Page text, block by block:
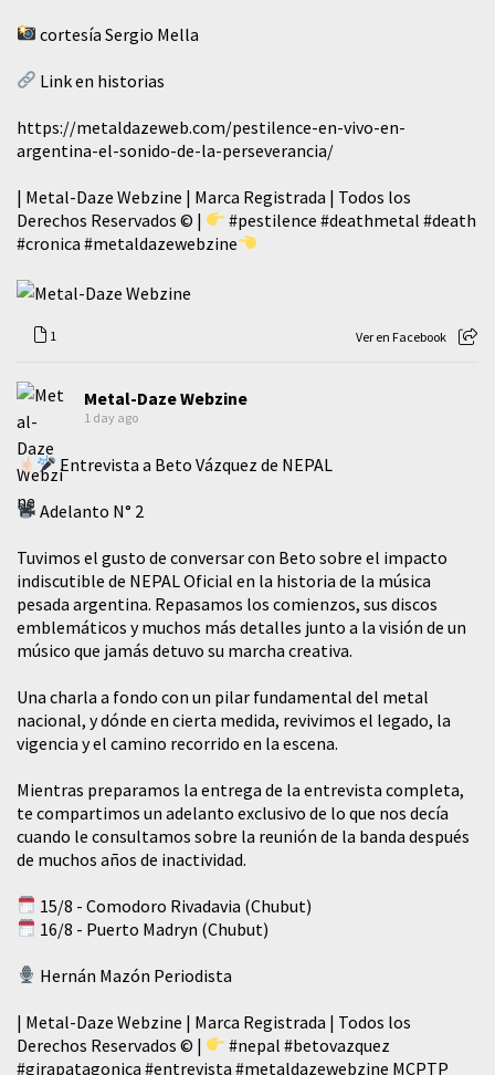
cortesía Sergio Mella
Link en historias
https://metaldazeweb.com/pestilence-en-vivo-en-
argentina-el-sonido-de-la-perseverancia/
| Metal-Daze Webzine | Marca Registrada | Todos los
Derechos Reservados © |
#pestilence #deathmetal #death
#cronica #metaldazewebzine
1 Ver en Facebook
Metal-Daze Webzine
1 day ago
Entrevista a Beto Vázquez de NEPAL
Adelanto N° 2
Tuvimos el gusto de conversar con Beto sobre el impacto
indiscutible de NEPAL Oficial en la historia de la música
pesada argentina. Repasamos los comienzos, sus discos
emblemáticos y muchos más detalles junto a la visión de un
músico que jamás detuvo su marcha creativa.
​Una charla a fondo con un pilar fundamental del metal
nacional, y dónde en cierta medida, revivimos el legado, la
vigencia y el camino recorrido en la escena.
Mientras preparamos la entrega de la entrevista completa,
te compartimos un adelanto exclusivo de lo que nos decía
cuando le consultamos sobre la reunión de la banda después
de muchos años de inactividad.
15/8 - Comodoro Rivadavia (Chubut)
16/8 - Puerto Madryn (Chubut)
Hernán Mazón Periodista
| Metal-Daze Webzine | Marca Registrada | Todos los
Derechos Reservados © |
#nepal #betovazquez
#girapatagonica #entrevista #metaldazewebzine MCPTP